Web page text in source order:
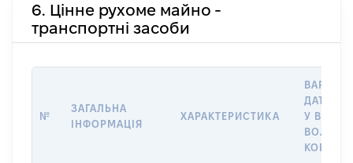
6. Цінне рухоме майно -
транспортні засоби
№
ЗАГАЛЬНА
ІНФОРМАЦІЯ
ХАРАКТЕРИСТИКА
ДАТУ
У